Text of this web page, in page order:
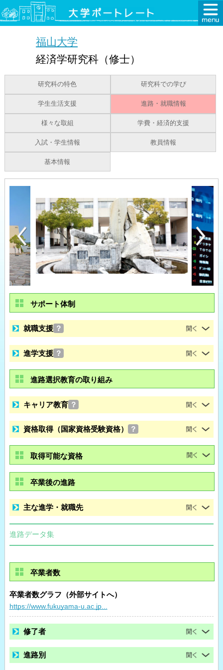
福山大学
経済学研究科（修士）
研究科の特色 研究科での学び
学生生活支援 進路・就職情報
様々な取組 学費・経済的支援
入試・学生情報 教員情報
基本情報
サポート体制
就職支援 ？
進学支援 ？
進路選択教育の取り組み
キャリア教育 ？
資格取得（国家資格受験資格） ？
取得可能な資格
卒業後の進路
主な進学・就職先
進路データ集
卒業者数
卒業者数グラフ（外部サイトへ）
https://www.fukuyama-u.ac.jp...
修了者
進路別